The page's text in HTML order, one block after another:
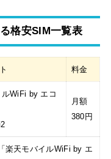
格安SIM一覧表
料金
WiFi by エコ
月額
380円
楽天モバイルWiFi by エ